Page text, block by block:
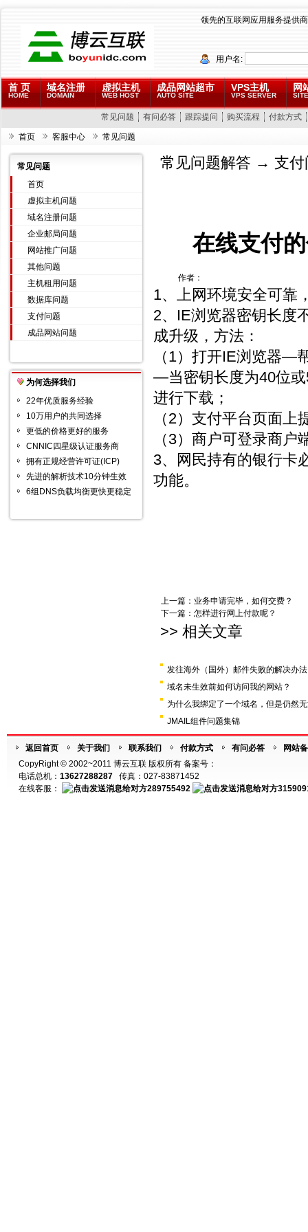
领先的互联网应用服务提供商
用户名:
首 页
HOME
域名注册
DOMAIN
虚拟主机
WEB HOST
成品网站超市
AUTO SITE
VPS主机
VPS SERVER
网
常见问题 有问必答 跟踪提问 购买流程 付款方式
首页 客服中心 常见问题
常见问题
首页
虚拟主机问题
域名注册问题
企业邮局问题
网站推广问题
其他问题
主机租用问题
数据库问题
支付问题
成品网站问题
为何选择我们
22年优质服务经验
10万用户的共同选择
更低的价格更好的服务
CNNIC四星级认证服务商
拥有正规经营许可证(ICP)
先进的解析技术10分钟生效
6组DNS负载均衡更快更稳定
常见问题解答 → 支
在线支付
作者：
1、上网环境安全可靠
2、IE浏览器密钥长度
成升级，方法：
（1）打开IE浏览器—
—当密钥长度为40位或
进行下载；
（2）支付平台页面
（3）商户可登录商
3、网民持有的银行卡
功能。
上一篇： 业务申请完毕，如何交费？
下一篇： 怎样进行网上付款呢？
>> 相关文章
发往海外（国外）邮件失败的解决办
域名未生效前如何访问我的网站？
为什么我绑定了一个域名，但是仍然
JMAIL组件问题集锦
返回首页 关于我们 联系我们 付款方式 有问必答
网站
CopyRight © 2002~2011 博云互联 版权所有 备案号：
电话总机： 13627288287 传真：027-83871452
在线客服：
289755492